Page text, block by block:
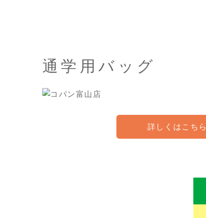
通学用バッグ
詳しくはこちら